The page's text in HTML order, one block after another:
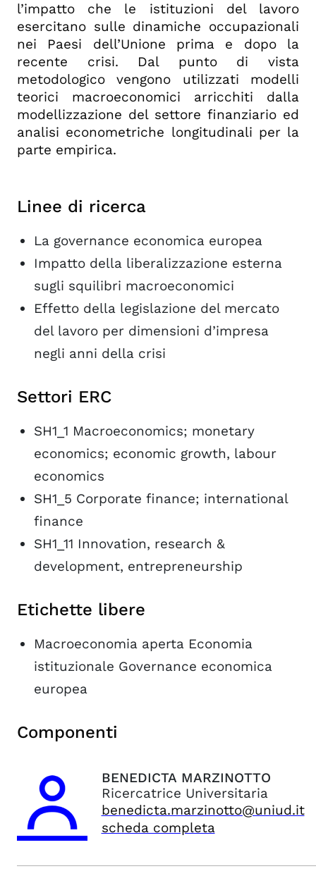
l’impatto che le istituzioni del lavoro
esercitano sulle dinamiche occupazionali
nei Paesi dell’Unione prima e dopo la
recente crisi. Dal punto di vista
metodologico vengono utilizzati modelli
teorici macroeconomici arricchiti dalla
modellizzazione del settore finanziario ed
analisi econometriche longitudinali per la
parte empirica.
Linee di ricerca
La governance economica europea
Impatto della liberalizzazione esterna
sugli squilibri macroeconomici
Effetto della legislazione del mercato
del lavoro per dimensioni d’impresa
negli anni della crisi
Settori ERC
SH1_1 Macroeconomics; monetary
economics; economic growth, labour
economics
SH1_5 Corporate finance; international
finance
SH1_11 Innovation, research &
development, entrepreneurship
Etichette libere
Macroeconomia aperta Economia
istituzionale Governance economica
europea
Componenti
BENEDICTA MARZINOTTO
Ricercatrice Universitaria
benedicta.marzinotto@uniud.it
scheda completa